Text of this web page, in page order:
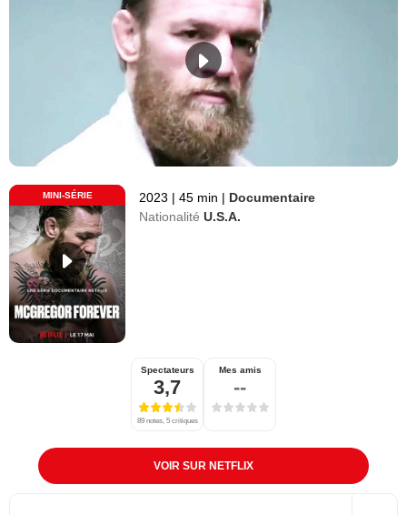
MINI-SÉRIE 2023 | 45 min | Documentaire
Nationalité U.S.A.
Spectateurs
3,7
89 notes, 5 critiques
Mes amis
--
VOIR SUR NETFLIX